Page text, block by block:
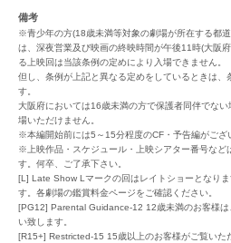
備考
※青少年の方(18歳未満等対象の劇場が所在する都
は、深夜営業及び映画の終映時間が午後11時(大阪
る上映回は当該条例の定めにより入場できません。
但し、条例が上記と異なる定めをしているときは、
す。
大阪府においては16歳未満の方で保護者同伴でな
場いただけません。
※本編開始前には5～15分程度のCF・予告編がござ
※上映作品・スケジュール・上映シアター番号など
す。何卒、ご了承下さい。
[L] Late Show Lマークの回はレイトショーとなり
す。各劇場の鑑賞料金ページをご確認ください。
[PG12] Parental Guidance-12 12歳未満のお客様は
い致します。
[R15+] Restricted-15 15歳以上のお客様がご覧いた